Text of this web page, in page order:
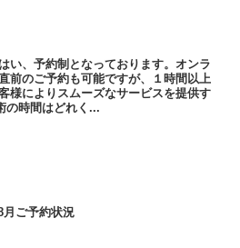
い、予約制となっております。オンラ
前のご予約も可能ですが、１時間以上
様によりスムーズなサービスを提供す
の時間はどれく...
月ご予約状況